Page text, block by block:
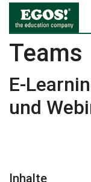
Teams
E-
und
Inhalte